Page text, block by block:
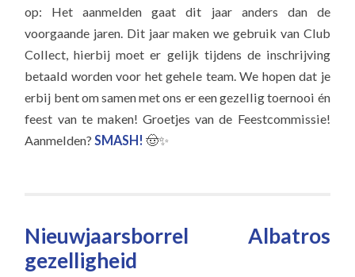
op: Het aanmelden gaat dit jaar anders dan de
voorgaande jaren. Dit jaar maken we gebruik van Club
Collect, hierbij moet er gelijk tijdens de inschrijving
betaald worden voor het gehele team. We hopen dat je
erbij bent om samen met ons er een gezellig toernooi én
feest van te maken! Groetjes van de Feestcommissie!
Aanmelden?SMASH! 🤠✨
Nieuwjaarsborrel Albatros
gezelligheid